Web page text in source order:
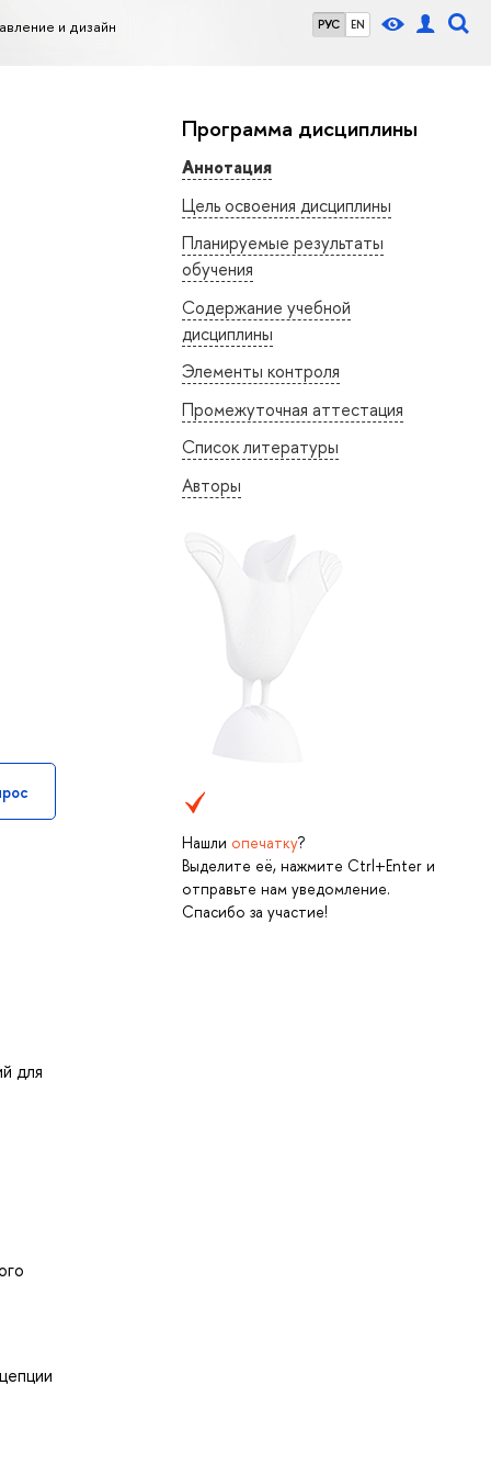
РУС EN
и дизайн
Программа дисциплины
Аннотация
Цель освоения дисциплины
Планируемые результаты
обучения
Содержание учебной
дисциплины
Элементы контроля
Промежуточная аттестация
Список литературы
Авторы
Нашли опечатку?
Выделите её, нажмите Ctrl+Enter и
отправьте нам уведомление.
Спасибо за участие!
для